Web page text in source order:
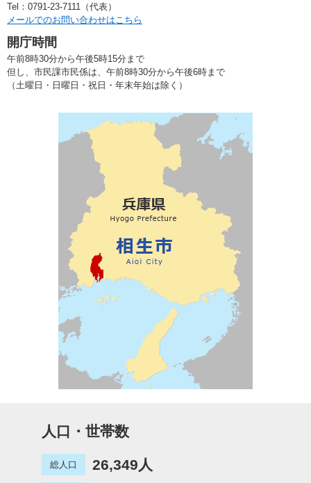
Tel：0791-23-7111（代表）
メールでのお問い合わせはこちら
開庁時間
午前8時30分から午後5時15分まで
但し、市民課市民係は、午前8時30分から午後6時まで
（土曜日・日曜日・祝日・年末年始は除く）
人口・世帯数
総人口 26,349人